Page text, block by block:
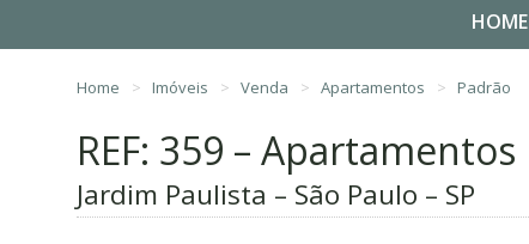
HOME
Home Imóveis Venda Apartamentos Padrão
REF: 359 – Apartamentos
Jardim Paulista – São Paulo – SP